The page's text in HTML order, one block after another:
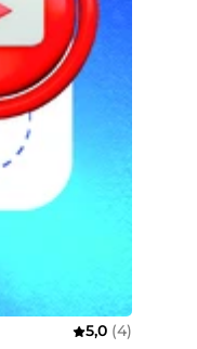
5,0 (4)